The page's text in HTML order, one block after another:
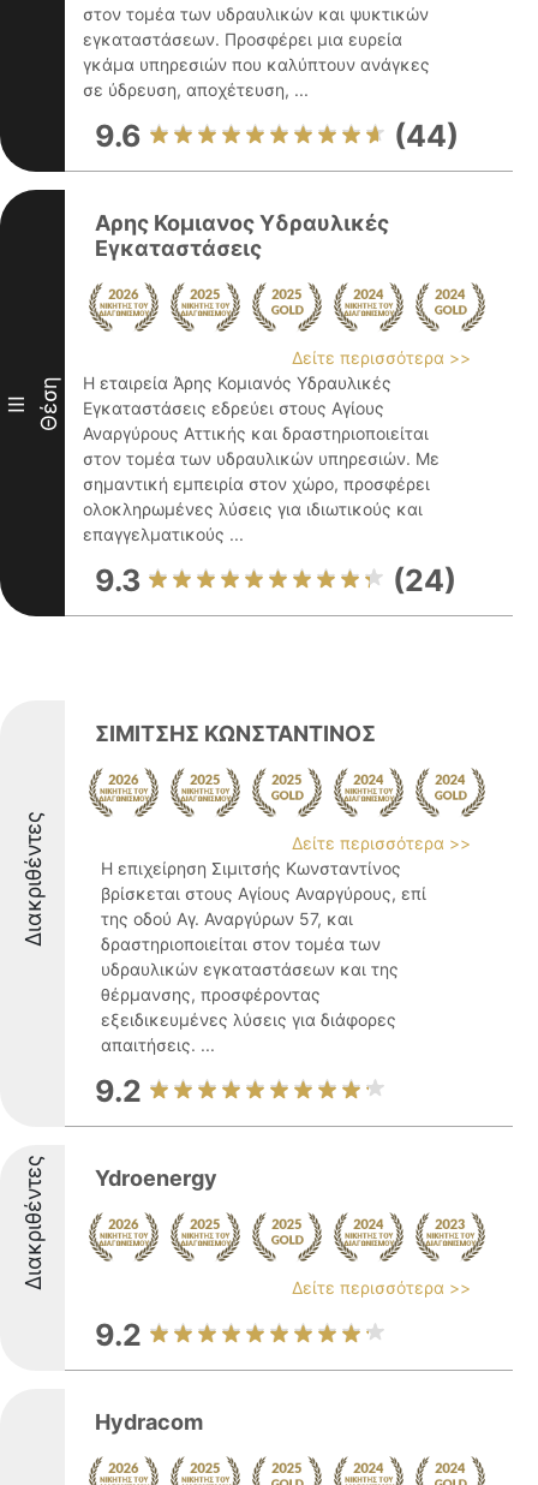
στον τομέα των υδραυλικών και ψυκτικών
εγκαταστάσεων. Προσφέρει μια ευρεία
γκάμα υπηρεσιών που καλύπτουν ανάγκες
σε ύδρευση, αποχέτευση, ...
9.6 (44)
III Θέση
Αρης Κομιανος Υδραυλικές
Εγκαταστάσεις
Δείτε περισσότερα >>
Η εταιρεία Άρης Κομιανός Υδραυλικές
Εγκαταστάσεις εδρεύει στους Αγίους
Αναργύρους Αττικής και δραστηριοποιείται
στον τομέα των υδραυλικών υπηρεσιών. Με
σημαντική εμπειρία στον χώρο, προσφέρει
ολοκληρωμένες λύσεις για ιδιωτικούς και
επαγγελματικούς ...
9.3 (24)
Διακριθέντες
ΣΙΜΙΤΣΗΣ ΚΩΝΣΤΑΝΤΙΝΟΣ
Δείτε περισσότερα >>
Η επιχείρηση Σιμιτσής Κωνσταντίνος
βρίσκεται στους Αγίους Αναργύρους, επί
της οδού Αγ. Αναργύρων 57, και
δραστηριοποιείται στον τομέα των
υδραυλικών εγκαταστάσεων και της
θέρμανσης, προσφέροντας
εξειδικευμένες λύσεις για διάφορες
απαιτήσεις. ...
9.2
Διακριθέντες Ydroenergy
Δείτε περισσότερα >>
9.2
Hydracom